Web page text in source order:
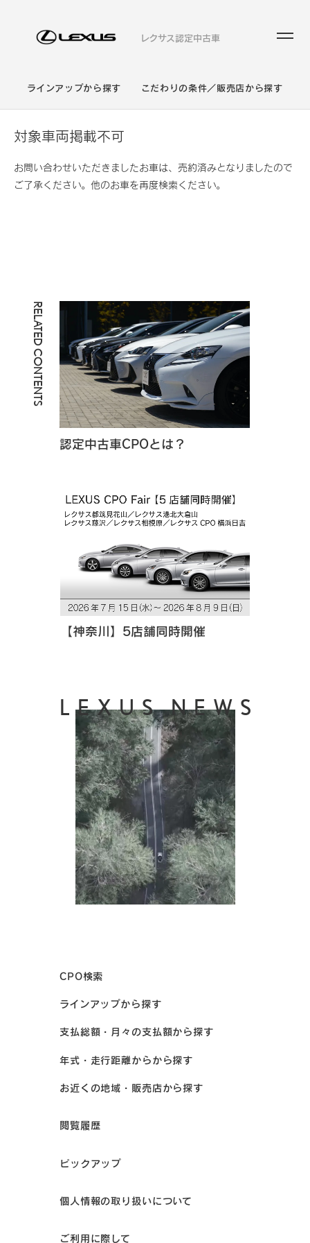
レクサス認定中古車
ラインアップから探す こだわりの条件／販売店から探す
対象車両掲載不可
お問い合わせいただきましたお車は、売約済みとなりましたので
ご了承ください。他のお車を再度検索ください。
RELATED CONTENTS
認定中古車CPOとは？
【神奈川】5店舗同時開催
LEXUS NEWS
CPO検索
ラインアップから探す
支払総額・月々の支払額から探す
年式・走行距離からから探す
お近くの地域・販売店から探す
閲覧履歴
ピックアップ
個人情報の取り扱いについて
ご利用に際して